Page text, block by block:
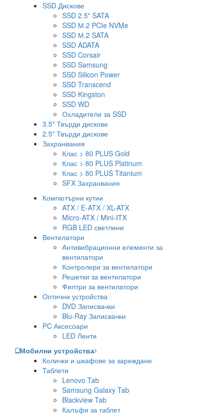
SSD Дискове
SSD 2.5" SATA
SSD М.2 PCIe NVMe
SSD М.2 SATA
SSD ADATA
SSD Corsair
SSD Samsung
SSD Silicon Power
SSD Transcend
SSD Kingston
SSD WD
Охладители за SSD
3.5" Твърди дискове
2.5" Твърди дискове
Захранвания
Клас > 80 PLUS Gold
Клас > 80 PLUS Platinum
Клас > 80 PLUS Titanium
SFX Захранвания
Компютърни кутии
ATX / E-ATX / XL-ATX
Micro-ATX / Mini-ITX
RGB LED светлини
Вентилатори
Антивибрационни елементи за
вентилатори
Контролери за вентилатори
Решетки за вентилатори
Филтри за вентилатори
Оптични устройства
DVD Записвачки
Blu-Ray Записвачки
PC Аксесоари
LED Ленти
Мобилни устройства
Колички и шкафове за зареждане
Таблети
Lenovo Tab
Samsung Galaxy Tab
Blackview Tab
Калъфи за таблет